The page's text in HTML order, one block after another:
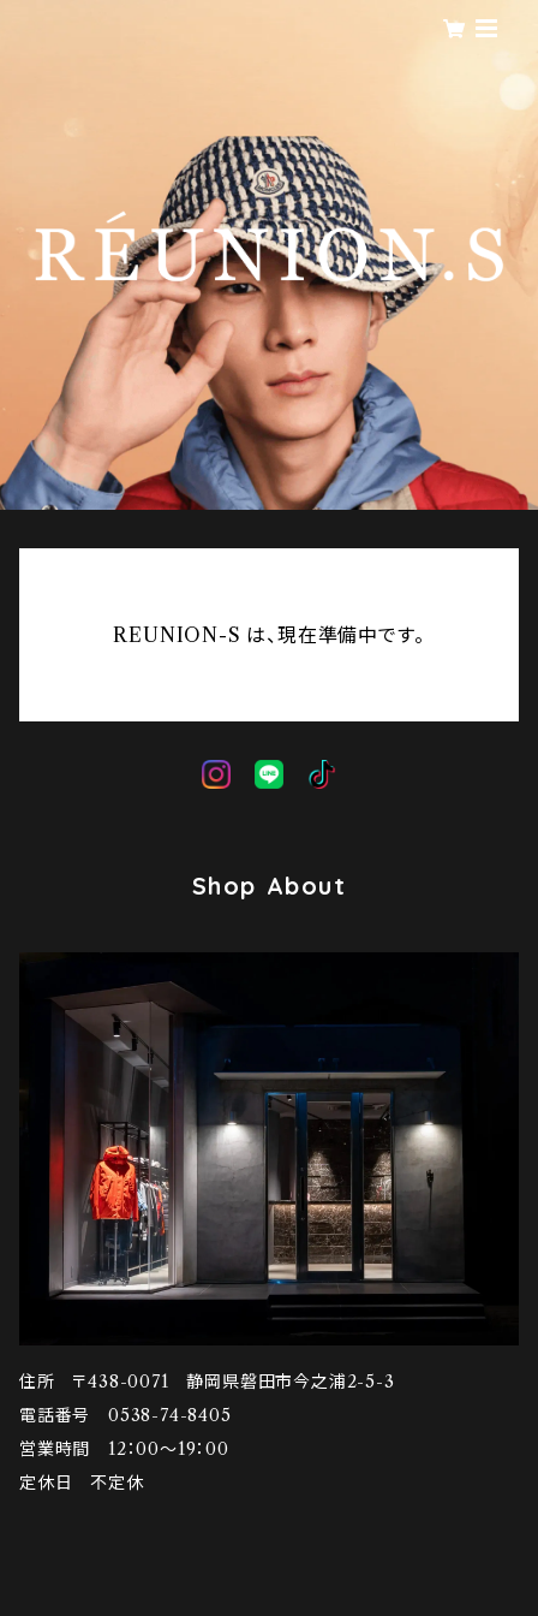
REUNION-S は、現在準備中です。
Shop About
住所 〒438-0071 静岡県磐田市今之浦2-5-3
電話番号 0538-74-8405
営業時間 12：00～19：00
定休日 不定休